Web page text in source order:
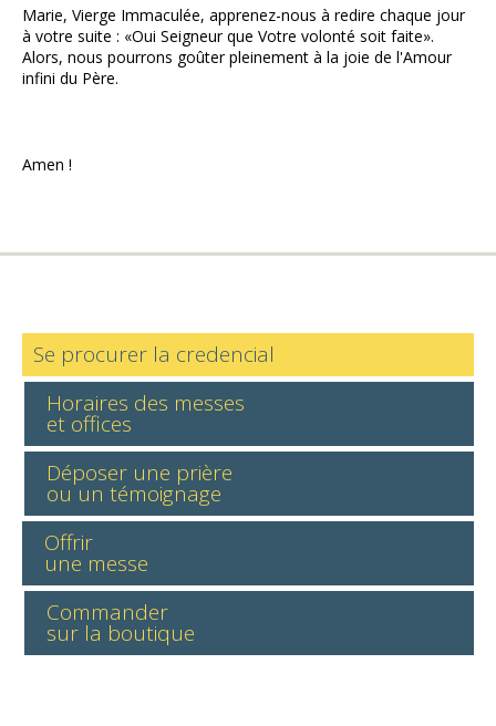
Marie, Vierge Immaculée, apprenez-nous à redire chaque jour
à votre suite : «Oui Seigneur que Votre volonté soit faite».
Alors, nous pourrons goûter pleinement à la joie de l'Amour
infini du Père.
Amen !
Se procurer la credencial
Horaires des messes
et offices
Déposer une prière
ou un témoignage
Offrir
une messe
Commander
sur la boutique